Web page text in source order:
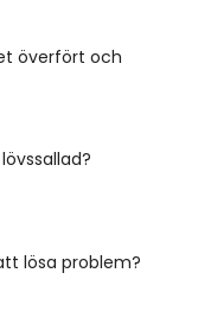
överfört och
lösa problem?